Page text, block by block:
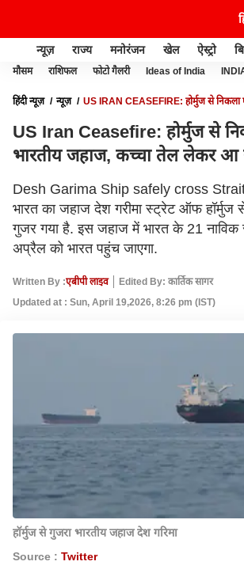
न्यूज़ राज्य मनोरंजन खेल ऐस्ट्रो
मौसम राशिफल फोटो गैलरी Ideas of India
हिंदी न्यूज़ न्यूज़
US IRAN CEASEFIRE: होर्मुज से
US Iran Ceasefire: होर्मुज से
भारतीय जहाज, कच्चा तेल लेकर आ
Desh Garima Ship safely cross
भारत का जहाज देश गरीमा स्ट्रेट ऑफ हॉर्मुज
गुजर गया है. इस जहाज में भारत के 21 नाविक
अप्रैल को भारत पहुंच जाएगा.
Written By :एबीपी लाइव
Edited By: कार्तिक सागर
Updated at : Sun, April 19,2026, 8:26 pm (IST)
हॉर्मुज से गुजरा भारतीय जहाज देश गरिमा
Source : Twitter